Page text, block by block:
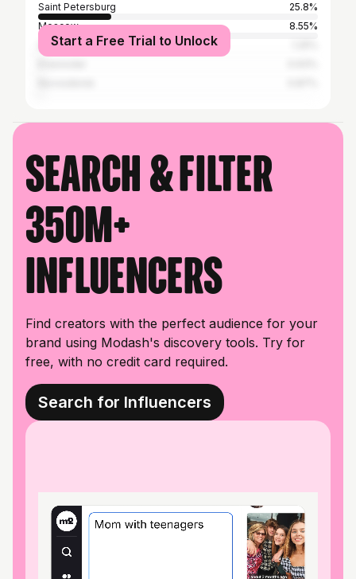
Saint Petersburg
25.8%
Moscow
8.55%
Sochi
Start a Free Trial to Unlock
Search & filter
350M+
influencers
Find creators with the perfect audience for your
brand using Modash's discovery tools. Try for
free, with no credit card required.
Search for Influencers